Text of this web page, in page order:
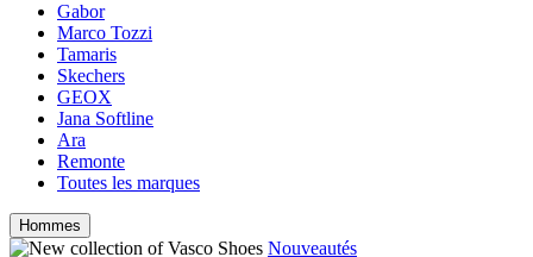
Gabor
Marco Tozzi
Tamaris
Skechers
GEOX
Jana Softline
Ara
Remonte
Toutes les marques
Hommes
Nouveautés